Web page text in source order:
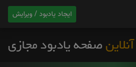
ایجاد یادبود / ویرایش